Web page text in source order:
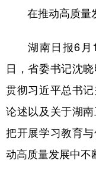
访谈
法律 中
食品
学术中国 乡
城市
在推动高质量
湖南日报6月
日，省委书记沈
贯彻习近平总书
论述以及关于湖
把开展学习教育
动高质量发展中不